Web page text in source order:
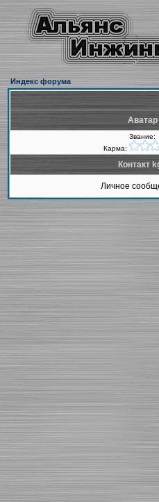
Индекс форума
Аватар
Звание:
Карма:
Контакт
Личное